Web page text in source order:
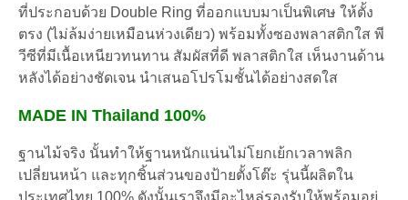
ที่ประกอบด้วย Double Ring ที่ออกแบบมาเป็นพิเศษ ให้ตั้ง
ตรง (ไม่ล้มง่ายเหมือนห่วงเดียว) พร้อมทั้งซองพลาสติกใส พี
วีซีที่มีเนื้อเหนียวทนทาน สัมผัสที่ดี พลาสติกใส เห็นงานด้าน
หลังได้อย่างชัดเจน นำเสนอโปรโมชั้นได้อย่างสดใส
MADE IN Thailand 100%
ฐานไม้จริง นั้นทำให้ฐานหนักแน่นไม่โยกเย้กเวลาพลิก
เปลี่ยนหน้า และทุกชิ้นส่วนของป้ายตั้งโต๊ะ รุ่นนี้ผลิตใน
ประเทศไทย 100% ดังนั้นเราจึงมีอะไหล่รองรับให้พร้อมอยู่